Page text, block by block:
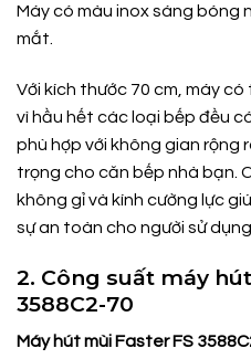
Máy có màu inox sáng bóng
mắt.
Với kích thước 70 cm, máy
vì hầu hết các loại bếp đều
phù hợp với không gian rộng
trọng cho căn bếp nhà bạn.
không gỉ và kính cường lực
sự an toàn cho người sử dụng.
2. Công suất máy
3588C2-70
Máy hút mùi Faster FS